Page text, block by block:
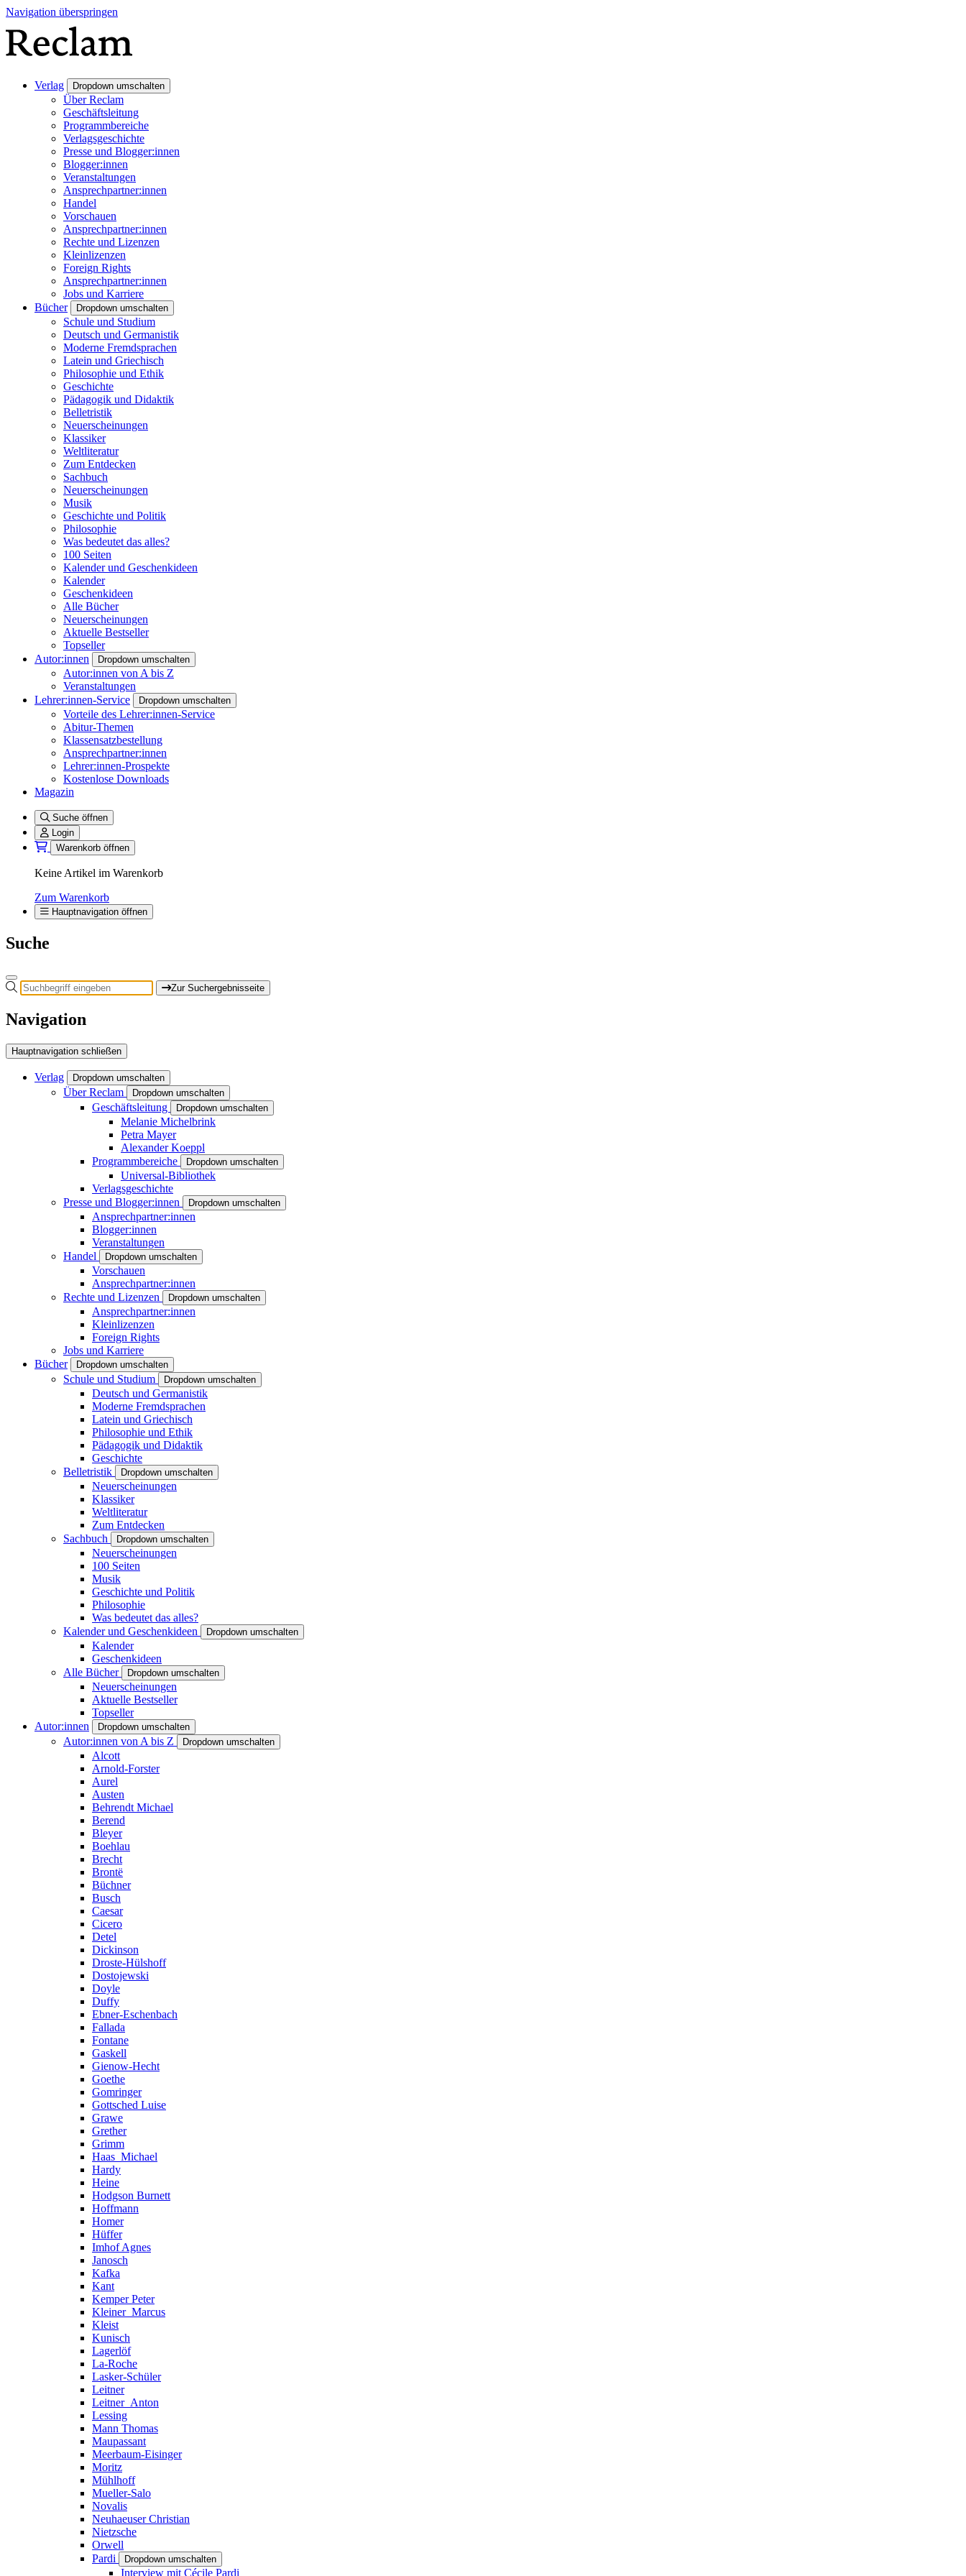
Navigation überspringen
Verlag Dropdown umschalten
Über Reclam
Geschäftsleitung
Programmbereiche
Verlagsgeschichte
Presse und Blogger:innen
Blogger:innen
Veranstaltungen
Ansprechpartner:innen
Handel
Vorschauen
Ansprechpartner:innen
Rechte und Lizenzen
Kleinlizenzen
Foreign Rights
Ansprechpartner:innen
Jobs und Karriere
Bücher
Dropdown umschalten
Schule und Studium
Deutsch und Germanistik
Moderne Fremdsprachen
Latein und Griechisch
Philosophie und Ethik
Geschichte
Pädagogik und Didaktik
Belletristik
Neuerscheinungen
Klassiker
Weltliteratur
Zum Entdecken
Sachbuch
Neuerscheinungen
Musik
Geschichte und Politik
Philosophie
Was bedeutet das alles?
100 Seiten
Kalender und Geschenkideen
Kalender
Geschenkideen
Alle Bücher
Neuerscheinungen
Aktuelle Bestseller
Topseller
Autor:innen
Dropdown umschalten
Autor:innen von A bis Z
Veranstaltungen
Lehrer:innen-Service
Dropdown umschalten
Vorteile des Lehrer:innen-Service
Abitur-Themen
Klassensatzbestellung
Ansprechpartner:innen
Lehrer:innen-Prospekte
Kostenlose Downloads
Magazin
Suche öffnen
Login
Warenkorb öffnen
Keine Artikel im Warenkorb
Zum Warenkorb
Hauptnavigation öffnen
Suche
Zur Suchergebnisseite
Navigation
Hauptnavigation schließen
Verlag Dropdown umschalten
Über Reclam Dropdown umschalten
Geschäftsleitung Dropdown umschalten
Melanie Michelbrink
Petra Mayer
Alexander Koeppl
Programmbereiche
Dropdown umschalten
Universal-Bibliothek
Verlagsgeschichte
Presse und Blogger:innen
Dropdown umschalten
Ansprechpartner:innen
Blogger:innen
Veranstaltungen
Handel
Dropdown umschalten
Vorschauen
Ansprechpartner:innen
Rechte und Lizenzen
Dropdown umschalten
Ansprechpartner:innen
Kleinlizenzen
Foreign Rights
Jobs und Karriere
Bücher
Dropdown umschalten
Schule und Studium Dropdown umschalten
Deutsch und Germanistik
Moderne Fremdsprachen
Latein und Griechisch
Philosophie und Ethik
Pädagogik und Didaktik
Geschichte
Belletristik
Dropdown umschalten
Neuerscheinungen
Klassiker
Weltliteratur
Zum Entdecken
Sachbuch
Dropdown umschalten
Neuerscheinungen
100 Seiten
Musik
Geschichte und Politik
Philosophie
Was bedeutet das alles?
Kalender und Geschenkideen
Dropdown umschalten
Kalender
Geschenkideen
Alle Bücher
Dropdown umschalten
Neuerscheinungen
Aktuelle Bestseller
Topseller
Autor:innen
Dropdown umschalten
Autor:innen von A bis Z Dropdown umschalten
Alcott
Arnold-Forster
Aurel
Austen
Behrendt Michael
Berend
Bleyer
Boehlau
Brecht
Brontë
Büchner
Busch
Caesar
Cicero
Detel
Dickinson
Droste-Hülshoff
Dostojewski
Doyle
Duffy
Ebner-Eschenbach
Fallada
Fontane
Gaskell
Gienow-Hecht
Goethe
Gomringer
Gottsched Luise
Grawe
Grether
Grimm
Haas_Michael
Hardy
Heine
Hodgson Burnett
Hoffmann
Homer
Hüffer
Imhof Agnes
Janosch
Kafka
Kant
Kemper Peter
Kleiner_Marcus
Kleist
Kunisch
Lagerlöf
La-Roche
Lasker-Schüler
Leitner
Leitner_Anton
Lessing
Mann Thomas
Maupassant
Meerbaum-Eisinger
Moritz
Mühlhoff
Mueller-Salo
Novalis
Neuhaeuser Christian
Nietzsche
Orwell
Pardi
Dropdown umschalten
Interview mit Cécile Pardi